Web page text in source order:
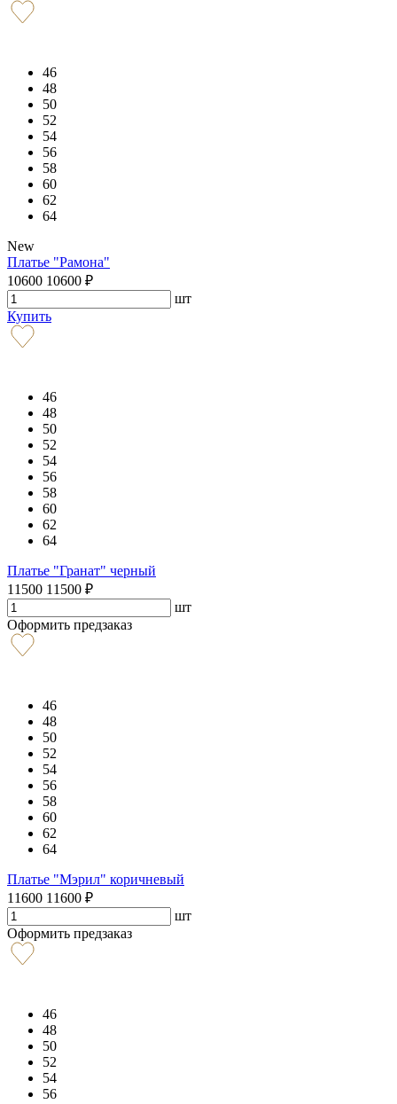
46
48
50
52
54
56
58
60
62
64
New
Платье "Рамона"
10600 10600 ₽
шт
Купить
46
48
50
52
54
56
58
60
62
64
Платье "Гранат" черный
11500 11500 ₽
шт
Оформить предзаказ
46
48
50
52
54
56
58
60
62
64
Платье "Мэрил" коричневый
11600 11600 ₽
шт
Оформить предзаказ
46
48
50
52
54
56